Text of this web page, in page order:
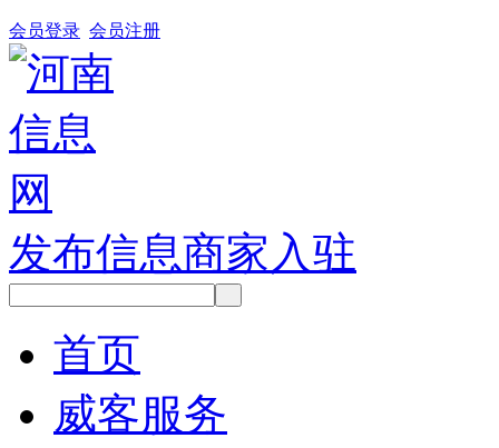
会员登录 会员注册
发布信息商家入驻
首页
威客服务